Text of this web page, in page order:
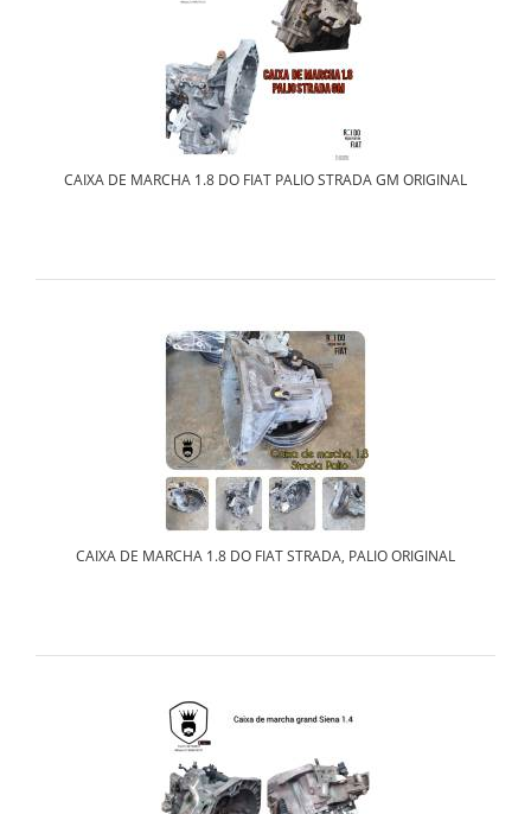
CAIXA DE MARCHA 1.8 DO FIAT PALIO STRADA GM ORIGINAL
CAIXA DE MARCHA 1.8 DO FIAT STRADA, PALIO ORIGINAL